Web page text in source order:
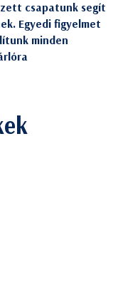
csapatunk segít
Egyedi figyelmet
minden